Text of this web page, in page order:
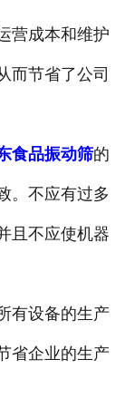
成本和维护
而节省了公司
食品振动筛的
。不应有过多
且不应使机器
设备的生产
省企业的生产